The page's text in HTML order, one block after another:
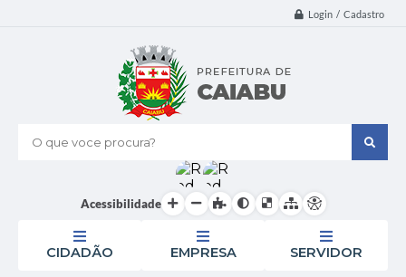
Login / Cadastro
O que voce procura?
Acessibilidade
CIDADÃO EMPRESA SERVIDOR